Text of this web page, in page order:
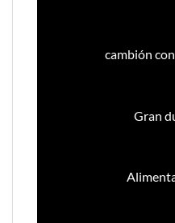
cambión
Gran